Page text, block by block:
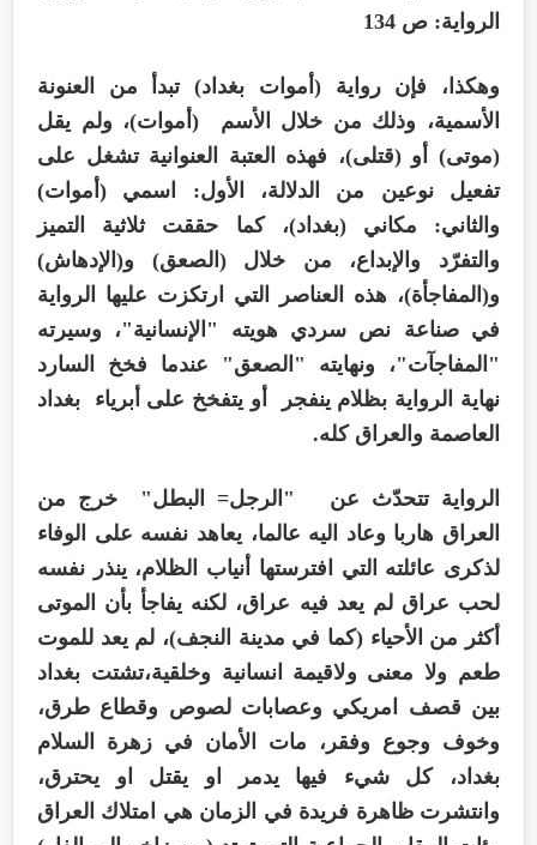
الرواية: ص 134
وهكذا، فإن رواية (أموات بغداد) تبدأ من العنونة
الأسمية، وذلك من خلال الأسم (أموات)، ولم يقل
(موتى) أو (قتلى)، فهذه العتبة العنوانية تشغل على
تفعيل نوعين من الدلالة، الأول: اسمي (أموات)
والثاني: مكاني (بغداد)، كما حققت ثلاثية التميز
والتفرّد والإبداع، من خلال (الصعق) و(الإدهاش)
و(المفاجأة)، هذه العناصر التي ارتكزت عليها الرواية
في صناعة نص سردي هويته "الإنسانية"، وسيرته
"المفاجآت"، ونهايته "الصعق" عندما فخخ السارد
نهاية الرواية بظلام ينفجر أو يتفخخ على أبرياء بغداد
العاصمة والعراق كله.
الرواية تتحدّث عن "الرجل= البطل" خرج من
العراق هاربا وعاد اليه عالما، يعاهد نفسه على الوفاء
لذكرى عائلته التي افترستها أنياب الظلام، ينذر نفسه
لحب عراق لم يعد فيه عراق، لكنه يفاجأ بأن الموتى
أكثر من الأحياء (كما في مدينة النجف)، لم يعد للموت
طعم ولا معنى ولاقيمة انسانية وخلقية،تشتت بغداد
بين قصف امريكي وعصابات لصوص وقطاع طرق،
وخوف وجوع وفقر، مات الأمان في زهرة السلام
بغداد، كل شيء فيها يدمر او يقتل او يحترق،
وانتشرت ظاهرة فريدة في الزمان هي امتلاك العراق